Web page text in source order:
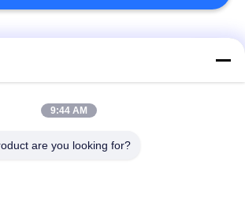
ยอดนิยม
หม้อแปลงกระแสไฟฟ้า
9:44 AM
are you looking for?